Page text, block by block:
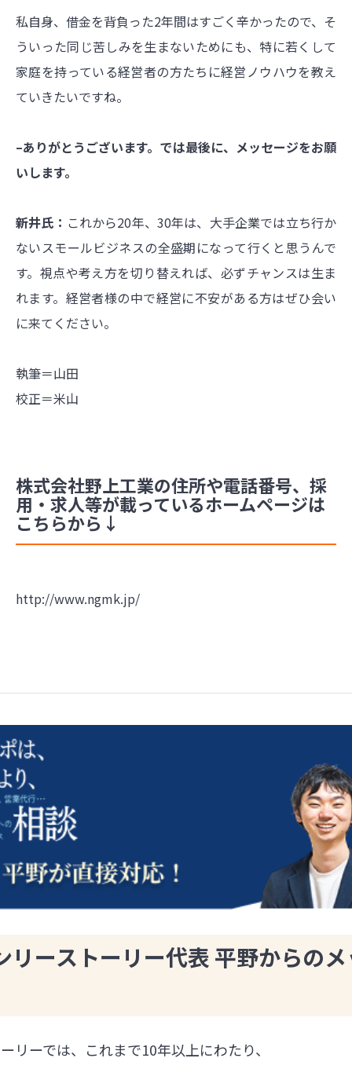
私自身、借金を背負った2年間はすごく辛かったので、そ
ういった同じ苦しみを生まないためにも、特に若くして
家庭を持っている経営者の方たちに経営ノウハウを教え
ていきたいですね。
–ありがとうございます。では最後に、メッセージをお願
いします。
新井氏： これから20年、30年は、大手企業では立ち行か
ないスモールビジネスの全盛期になって行くと思うんで
す。視点や考え方を切り替えれば、必ずチャンスは生ま
れます。経営者様の中で経営に不安がある方はぜひ会い
に来てください。
執筆＝山田
校正＝米山
株式会社野上工業の住所や電話番号、採
用・求人等が載っているホームページは
こちらから↓
http://www.ngmk.jp/
リーストーリー代表 平野からの
リーでは、これまで10年以上にわたり、